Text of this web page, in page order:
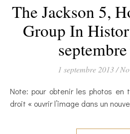
The Jackson 5,
Group In
1 septembre 2013/
Note: pour obtenir les photos en taille réelle, un petit clic
droit « ouvrir l’image dans un